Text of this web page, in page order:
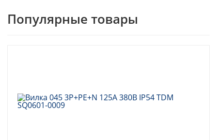
Популярные товары